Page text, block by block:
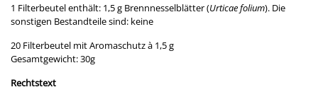
1 Filterbeutel enthält: 1,5 g Brennnesselblätter (Urticae folium). Die
sonstigen Bestandteile sind: keine
20 Filterbeutel mit Aromaschutz à 1,5 g
Gesamtgewicht: 30g
Rechtstext